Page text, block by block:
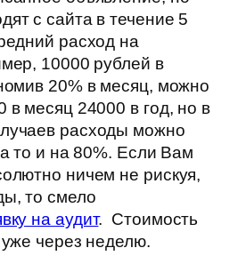
с сайта в течение 5
расход на
10000 рублей в
20% в месяц, можно
в месяц 24000 в год, но в
расходы можно
то и на 80%. Если Вам
ничем не рискуя,
то смело
на аудит. Стоимость
уже через неделю.